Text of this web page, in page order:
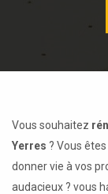
Vous souhaitez
Yerres ? Vous
donner vie à vos
audacieux ? vous